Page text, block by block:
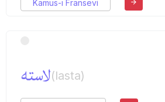
Kamus-ı Fransevi
لاسته(lasta)